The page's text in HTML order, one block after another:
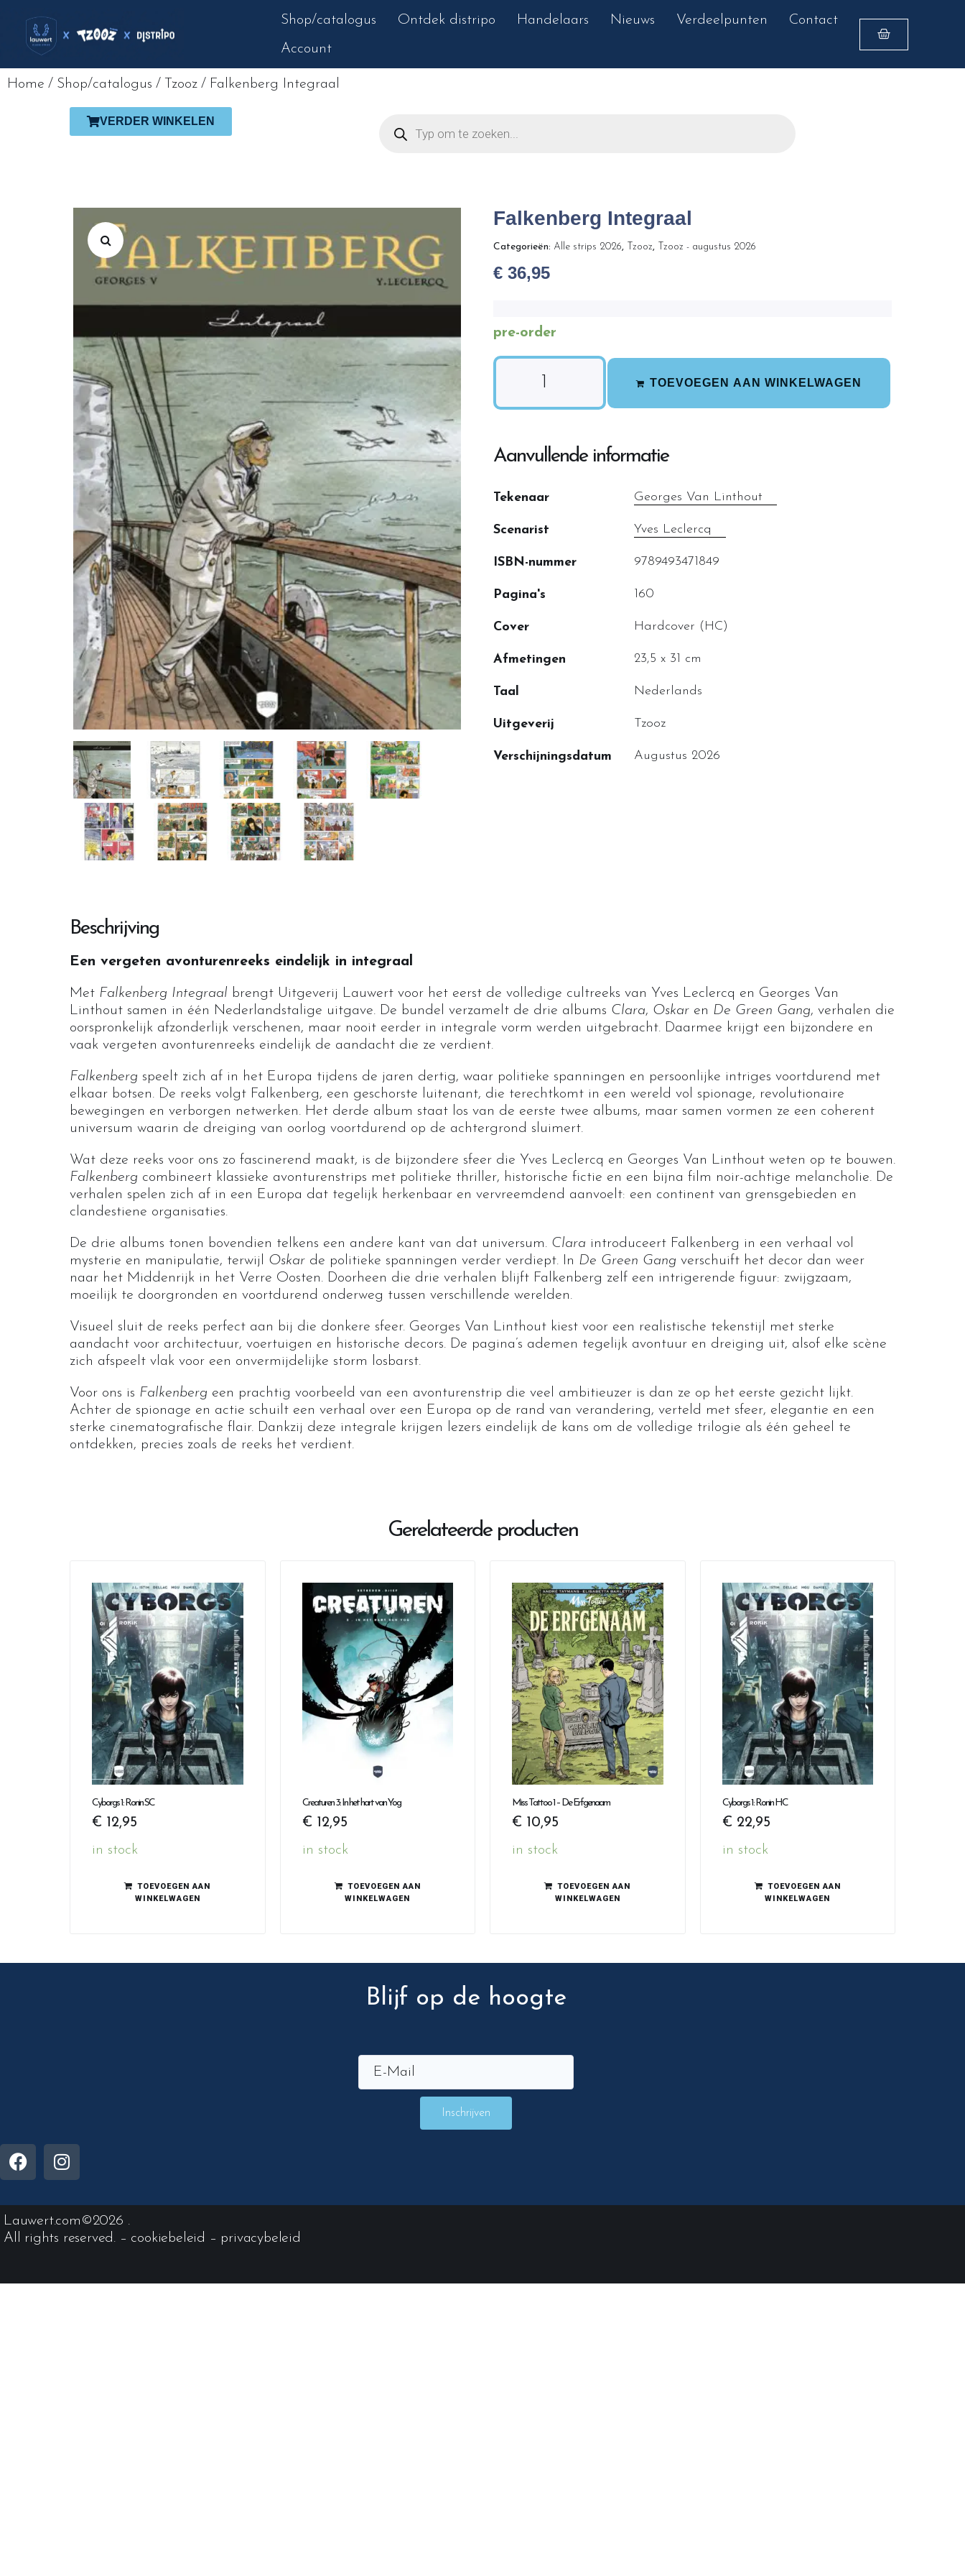
Shop/catalogus Ontdek distripo Handelaars Nieuws Verdeelpunten
Contact
Account
Home / Shop/catalogus / Tzooz / Falkenberg Integraal
VERDER WINKELEN
Falkenberg Integraal
Categorieën: Alle strips 2026, Tzooz, Tzooz - augustus 2026
€ 36,95
pre-order
TOEVOEGEN AAN WINKELWAGEN
Aanvullende informatie
Tekenaar Georges Van Linthout
Scenarist Yves Leclercq
ISBN-nummer 9789493471849
Pagina's 160
Cover Hardcover (HC)
Afmetingen 23,5 x 31 cm
Taal Nederlands
Uitgeverij Tzooz
Verschijningsdatum Augustus 2026
Beschrijving
Een vergeten avonturenreeks eindelijk in integraal
Met Falkenberg Integraal brengt Uitgeverij Lauwert voor het eerst de volledige cultreeks van Yves Leclercq en Georges Van
Linthout samen in één Nederlandstalige uitgave. De bundel verzamelt de drie albums Clara, Oskar en De Green Gang, verhalen die
oorspronkelijk afzonderlijk verschenen, maar nooit eerder in integrale vorm werden uitgebracht. Daarmee krijgt een bijzondere en
vaak vergeten avonturenreeks eindelijk de aandacht die ze verdient.
Falkenberg speelt zich af in het Europa tijdens de jaren dertig, waar politieke spanningen en persoonlijke intriges voortdurend met
elkaar botsen. De reeks volgt Falkenberg, een geschorste luitenant, die terechtkomt in een wereld vol spionage, revolutionaire
bewegingen en verborgen netwerken. Het derde album staat los van de eerste twee albums, maar samen vormen ze een coherent
universum waarin de dreiging van oorlog voortdurend op de achtergrond sluimert.
Wat deze reeks voor ons zo fascinerend maakt, is de bijzondere sfeer die Yves Leclercq en Georges Van Linthout weten op te bouwen.
Falkenberg combineert klassieke avonturenstrips met politieke thriller, historische fictie en een bijna film noir-achtige melancholie. De
verhalen spelen zich af in een Europa dat tegelijk herkenbaar en vervreemdend aanvoelt: een continent van grensgebieden en
clandestiene organisaties.
De drie albums tonen bovendien telkens een andere kant van dat universum. Clara introduceert Falkenberg in een verhaal vol
mysterie en manipulatie, terwijl Oskar de politieke spanningen verder verdiept. In De Green Gang verschuift het decor dan weer
naar het Middenrijk in het Verre Oosten. Doorheen die drie verhalen blijft Falkenberg zelf een intrigerende figuur: zwijgzaam,
moeilijk te doorgronden en voortdurend onderweg tussen verschillende werelden.
Visueel sluit de reeks perfect aan bij die donkere sfeer. Georges Van Linthout kiest voor een realistische tekenstijl met sterke
aandacht voor architectuur, voertuigen en historische decors. De pagina’s ademen tegelijk avontuur en dreiging uit, alsof elke scène
zich afspeelt vlak voor een onvermijdelijke storm losbarst.
Voor ons is Falkenberg een prachtig voorbeeld van een avonturenstrip die veel ambitieuzer is dan ze op het eerste gezicht lijkt.
Achter de spionage en actie schuilt een verhaal over een Europa op de rand van verandering, verteld met sfeer, elegantie en een
sterke cinematografische flair. Dankzij deze integrale krijgen lezers eindelijk de kans om de volledige trilogie als één geheel te
ontdekken, precies zoals de reeks het verdient.
Gerelateerde producten
Cyborgs 1: Ronin SC
€ 12,95
in stock
TOEVOEGEN AAN
WINKELWAGEN
Creaturen 3: In het hart van Yog
€12,95
in stock
TOEVOEGEN AAN
WINKELWAGEN
Miss Tattoo 1 – De Erfgenaam
€ 10,95
in stock
TOEVOEGEN AAN
WINKELWAGEN
Cyborgs 1: Ronin HC
€22,95
in stock
TOEVOEGEN AAN
WINKELWAGEN
Blijf op de hoogte
Inschrijven
Lauwert.com ©2026 .
All rights reserved. – cookiebeleid – privacybeleid